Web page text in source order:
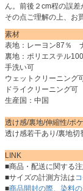
ん。前後２cm程の誤差
その点ご理解の上、お
素材
表地：レーヨン87％
裏地：ポリエステル
手洗い可
ウェットクリーニング
ドライクリーニング可
生産国：中国
透け感/裏地/伸縮性/ポ
透け感若干あり/裏地切
LINK
■商品・配送に関する
■サイズの計測方法は
■商品開封の際、染料